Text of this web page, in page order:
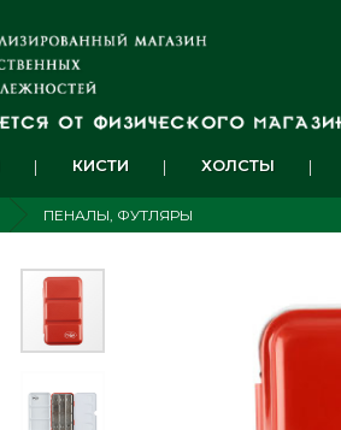
КИСТИ ХОЛСТЫ
ПЕНАЛЫ, ФУТЛЯРЫ